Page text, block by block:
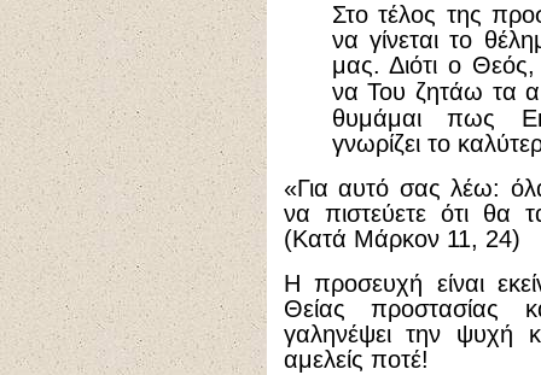
Στο τέλος της
να γίνεται το
μας. Διότι ο
να Του ζητάω τα
θυμάμαι πως
γνωρίζει το
«Για αυτό σας λέω:
να πιστεύετε ότι θα
(Κατά Μάρκον 11, 24)
Η προσευχή είναι
Θείας προστασίας
γαληνέψει την ψυχή
αμελείς ποτέ!